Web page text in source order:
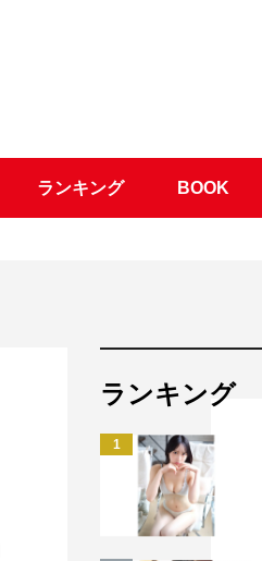
ランキング BOOK
ランキング
1